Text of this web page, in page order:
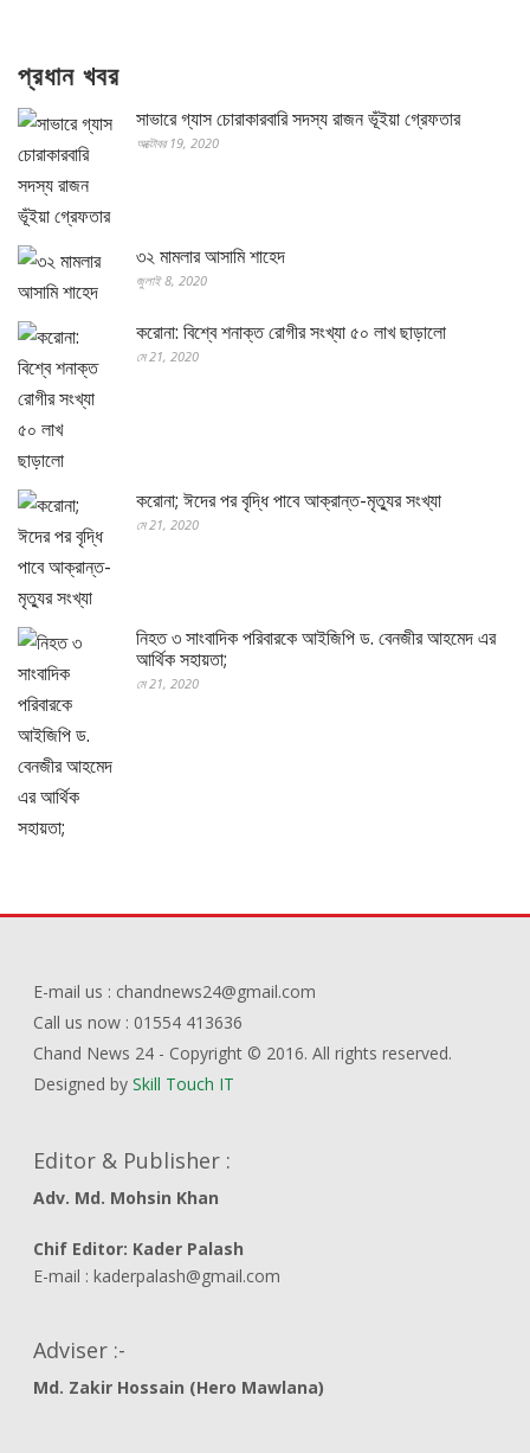
প্রধান খবর
সাভারে গ্যাস চোরাকারবারি সদস্য রাজন ভূঁইয়া গ্রেফতার
অক্টোবর 19, 2020
৩২ মামলার আসামি শাহেদ
জুলাই 8, 2020
করোনা: বিশ্বে শনাক্ত রোগীর সংখ্যা ৫০ লাখ ছাড়ালো
মে 21, 2020
করোনা; ঈদের পর বৃদ্ধি পাবে আক্রান্ত-মৃত্যুর সংখ্যা
মে 21, 2020
নিহত ৩ সাংবাদিক পরিবারকে আইজিপি ড. বেনজীর আহমেদ এর
আর্থিক সহায়তা;
মে 21, 2020
E-mail us : chandnews24@gmail.com
Call us now : 01554 413636
Chand News 24 - Copyright © 2016. All rights reserved.
Designed bySkill Touch IT
Editor & Publisher :
Adv. Md. Mohsin Khan
Chif Editor: Kader Palash
E-mail : kaderpalash@gmail.com
Adviser :-
Md. Zakir Hossain (Hero Mawlana)